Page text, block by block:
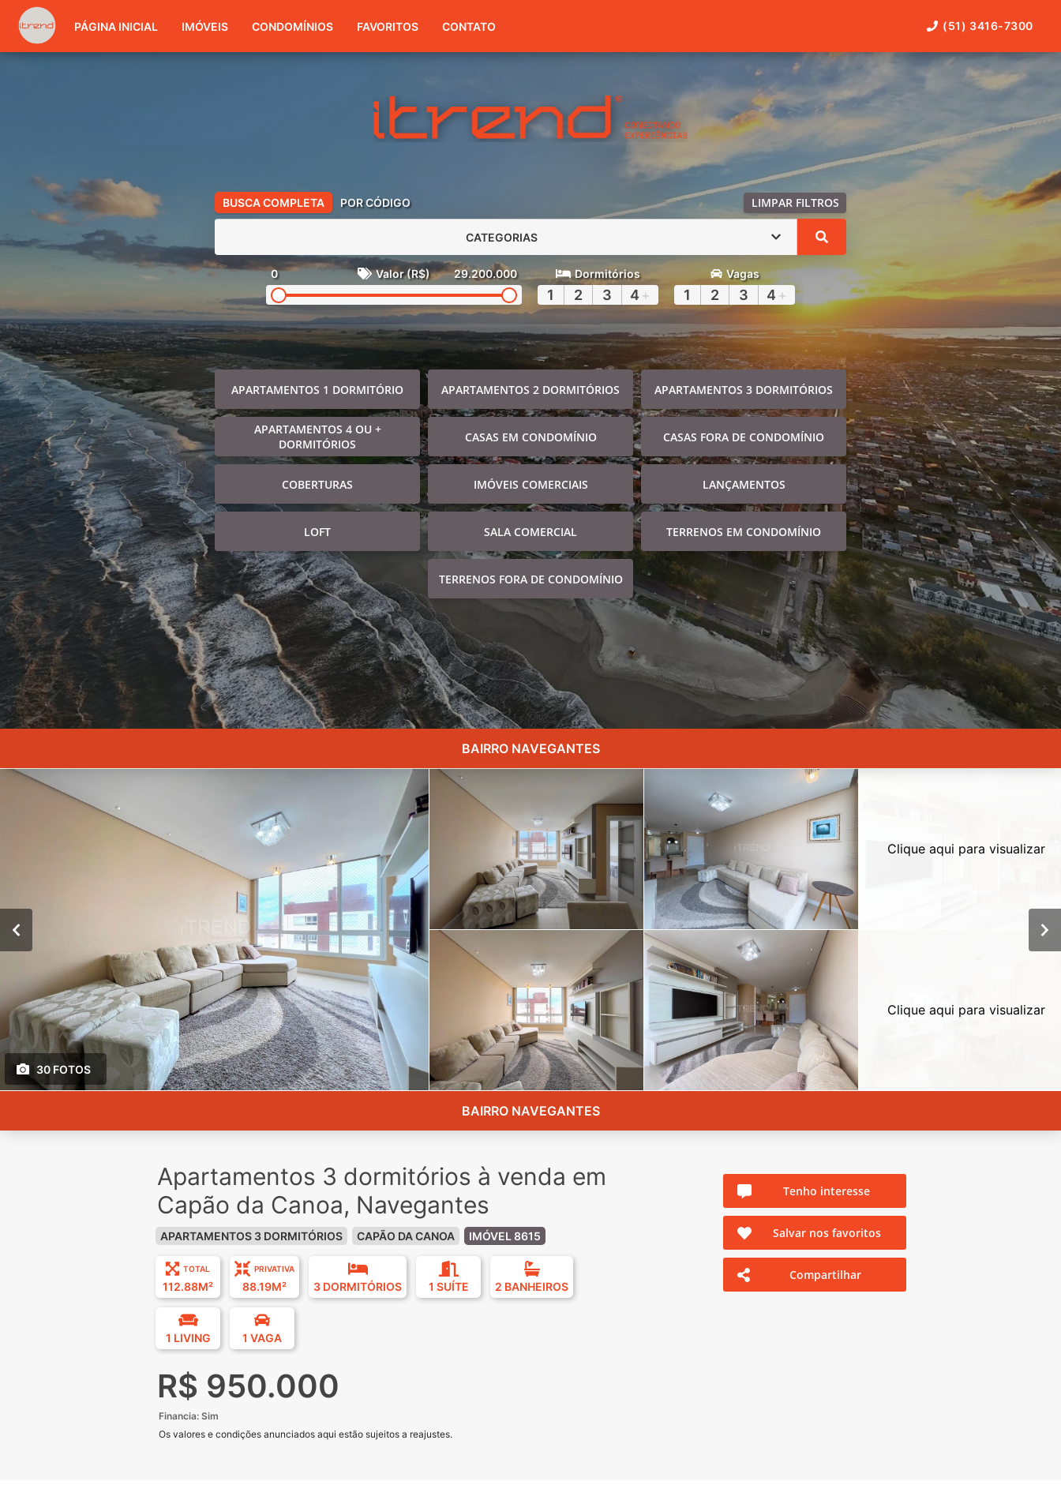
(51) 3416-7300
PÁGINA INICIAL IMÓVEIS CONDOMÍNIOS FAVORITOS CONTATO (51) 3416-7300
BUSCA COMPLETA POR CÓDIGO LIMPAR FILTROS
CATEGORIAS
0 Valor (R$) 29.200.000 Dormitórios
1 2 3 4 +
Vagas
1 2 3 4 +
APARTAMENTOS 1 DORMITÓRIO APARTAMENTOS 2 DORMITÓRIOS APARTAMENTOS 3 DORMITÓRIOS
APARTAMENTOS 4 OU +
DORMITÓRIOS
CASAS EM CONDOMÍNIO CASAS FORA DE CONDOMÍNIO
COBERTURAS IMÓVEIS COMERCIAIS LANÇAMENTOS
LOFT SALA COMERCIAL TERRENOS EM CONDOMÍNIO
TERRENOS FORA DE CONDOMÍNIO
BAIRRO NAVEGANTES
30 FOTOS
Clique aqui para visualizar
Clique aqui para visualizar
BAIRRO NAVEGANTES
Apartamentos 3 dormitórios à venda em
Capão da Canoa, Navegantes
APARTAMENTOS 3 DORMITÓRIOS CAPÃO DA CANOA IMÓVEL 8615
TOTAL
112.88M²
PRIVATIVA
88.19M² 3 DORMITÓRIOS 1 SUÍTE 2 BANHEIROS
1 LIVING 1 VAGA
R$ 950.000
Financia: Sim
Os valores e condições anunciados aqui estão sujeitos a reajustes.
Tenho interesse
Salvar nos favoritos
Compartilhar